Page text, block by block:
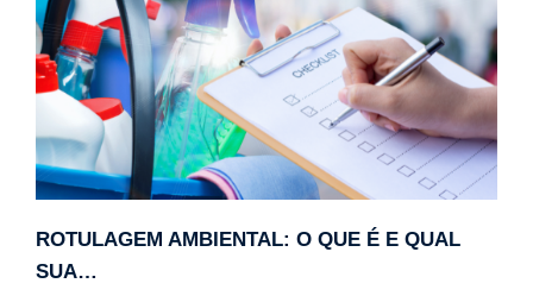
ROTULAGEM AMBIENTAL: O QUE É E QUAL
SUA…